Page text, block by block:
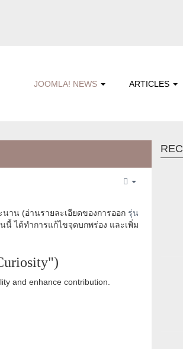
JOOMLA! NEWS ARTICLES
นาน (อ่านรายละเอียดของการออก รุ่น
นี้ ได้ทำการแก้ไขจุดบกพร่อง และเพิ่ม
and enhance contribution.